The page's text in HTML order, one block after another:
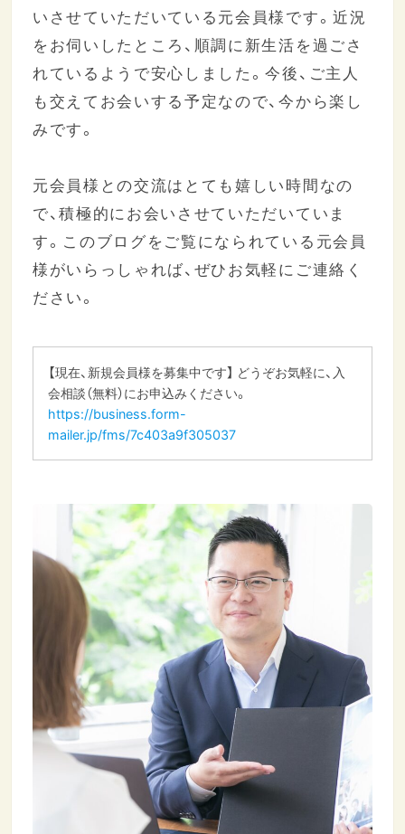
いさせていただいている元会員様です。近況
をお伺いしたところ、順調に新生活を過ごさ
れているようで安心しました。今後、ご主人
も交えてお会いする予定なので、今から楽し
みです。
元会員様との交流はとても嬉しい時間なの
で、積極的にお会いさせていただいていま
す。このブログをご覧になられている元会員
様がいらっしゃれば、ぜひお気軽にご連絡く
ださい。
【現在、新規会員様を募集中です】 どうぞお気軽に、入
会相談（無料）にお申込みください。
https://business.form-
mailer.jp/fms/7c403a9f305037